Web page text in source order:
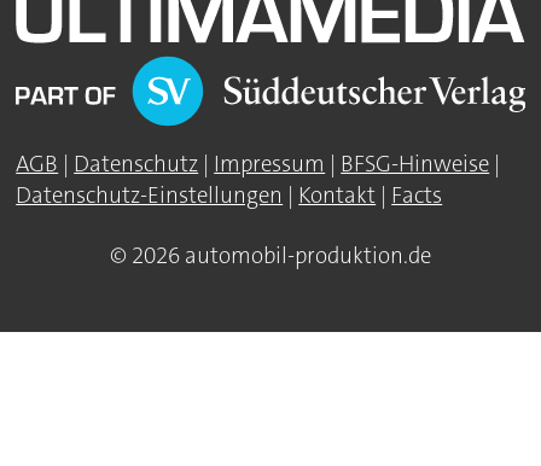
AGB | Datenschutz | Impressum | BFSG-Hinweise |
Datenschutz-Einstellungen | Kontakt | Facts
© 2026 automobil-produktion.de